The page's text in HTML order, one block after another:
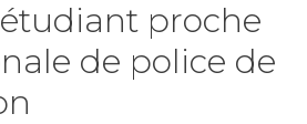
proche
de police de